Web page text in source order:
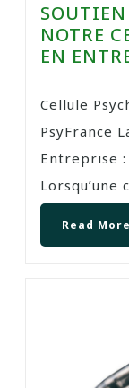
NOTRE
EN
Cellule
PsyFrance
Entreprise
Lorsqu’une
Read More